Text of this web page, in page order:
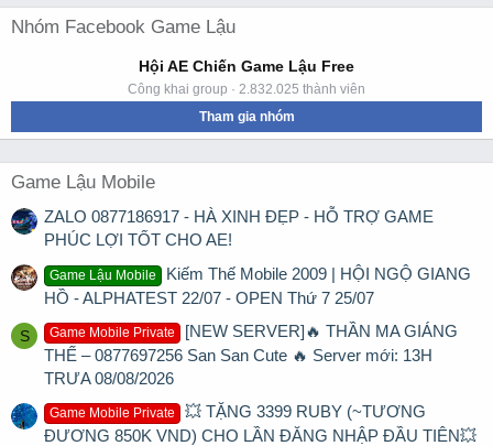
Nhóm Facebook Game Lậu
Hội AE Chiến Game Lậu Free
Công khai group · 2.832.025 thành viên
Tham gia nhóm
Game Lậu Mobile
ZALO 0877186917 - HÀ XINH ĐẸP - HỖ TRỢ GAME
PHÚC LỢI TỐT CHO AE!
Game Lậu Mobile
Kiếm Thế Mobile 2009 | HỘI NGỘ GIANG
HỒ - ALPHATEST 22/07 - OPEN Thứ 7 25/07
S Game Mobile Private
[NEW SERVER]🔥 THẦN MA GIÁNG
THẾ – 0877697256 San San Cute 🔥 Server mới: 13H
TRƯA 08/08/2026
Game Mobile Private
💥 TẶNG 3399 RUBY (~TƯƠNG
ĐƯƠNG 850K VND) CHO LẦN ĐĂNG NHẬP ĐẦU TIÊN💥